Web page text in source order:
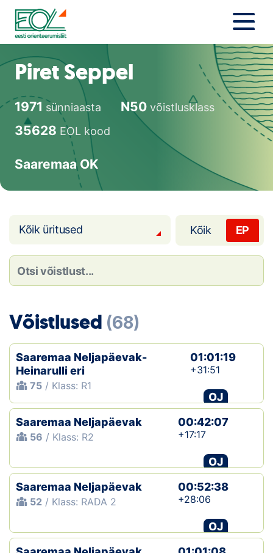
Liigu
sisu
juurde
Uudised
Orienteerujale
Eesti Orienteerumine 100!
Toetamine
Loha
Galerii
Kaardid
Kalender
Tule klubisse!
Tulemused
Dokumendid
Piret Seppel
1971 sünniaasta N50 võistlusklass
35628 EOL kood
Saaremaa OK
Kõik üritused Kõik EP
Võistlused (68)
Saaremaa Neljapäevak-
Heinarulli eri
75 / Klass: R1
01:01:19
+31:51
OJ
Saaremaa Neljapäevak
56 / Klass: R2
00:42:07
+17:17
OJ
Saaremaa Neljapäevak
52 / Klass: RADA 2
00:52:38
+28:06
OJ